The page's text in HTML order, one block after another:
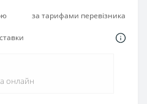
за тарифами перевізника
онлайн